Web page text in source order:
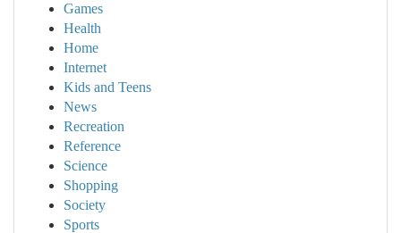
Games
Health
Home
Internet
Kids and Teens
News
Recreation
Reference
Science
Shopping
Society
Sports